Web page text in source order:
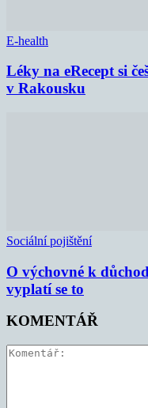
E-health
Léky na eRecept si
v Rakousku
Sociální pojištění
O výchovné k
vyplatí se to
KOMENTÁŘ